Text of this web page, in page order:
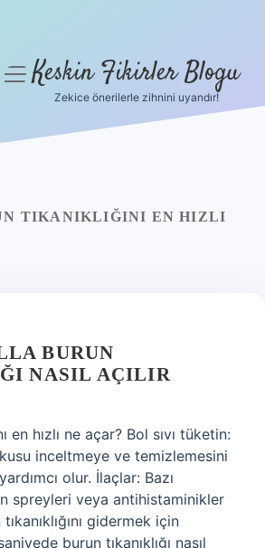
menüyüKeskin Fikirler Blogu
Zekice önerilerle zihnini uyandır!
TIKANIKLIĞINI EN HIZLI
BURUN
NASIL AÇILIR
en hızlı ne açar? Bol sıvı tüketin:
inceltmeye ve temizlemesini
olur. İlaçlar: Bazı
spreyleri veya antihistaminikler
gidermek için
burun tıkanıklığı nasıl